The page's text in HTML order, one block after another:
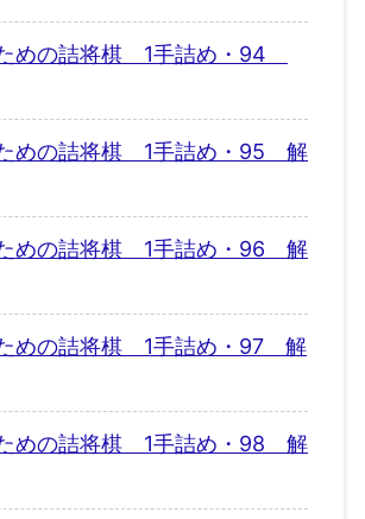
めの詰将棋 1手詰め・94
めの詰将棋 1手詰め・95 解
めの詰将棋 1手詰め・96 解
めの詰将棋 1手詰め・97 解
めの詰将棋 1手詰め・98 解